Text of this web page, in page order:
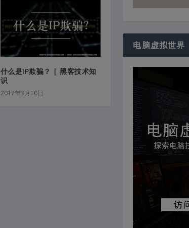
什么是IP欺骗？ | 黑客技术知
识
2017年3月10日
电脑虚拟世界